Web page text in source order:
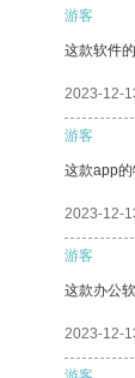
游客
这款软件
2023-12-
游客
这款app的
2023-12-
游客
这款办公
2023-12-